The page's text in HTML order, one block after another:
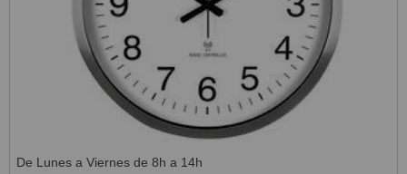
De Lunes a Viernes de 8h a 14h